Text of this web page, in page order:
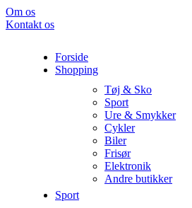
Om os
Kontakt os
Forside
Shopping
Tøj & Sko
Sport
Ure & Smykker
Cykler
Biler
Frisør
Elektronik
Andre butikker
Sport